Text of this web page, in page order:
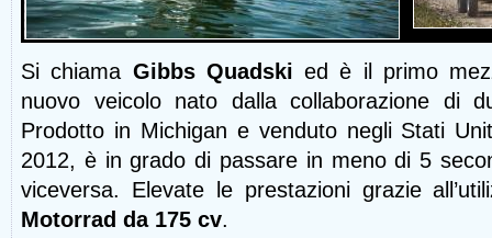
Si chiama Gibbs Quadski ed è il primo
nuovo veicolo nato dalla collaborazione di
Prodotto in Michigan e venduto negli Stati
2012, è in grado di passare in meno di 5
viceversa. Elevate le prestazioni grazie
Motorrad da 175 cv.